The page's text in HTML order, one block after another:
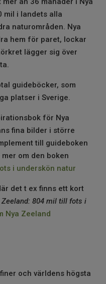
mil i landets alla
naturområden. Nya
hem för paret, lockar
lägger sig över
guideböcker, som
platser i Sverige.
för Nya
fina bilder i större
till guideboken
om den boken
i underskön natur
det t ex finns ett kort
Zeeland: 804 mil till fots i
Nya Zeeland
och världens högsta